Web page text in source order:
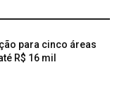
para cinco áreas
R$ 16 mil